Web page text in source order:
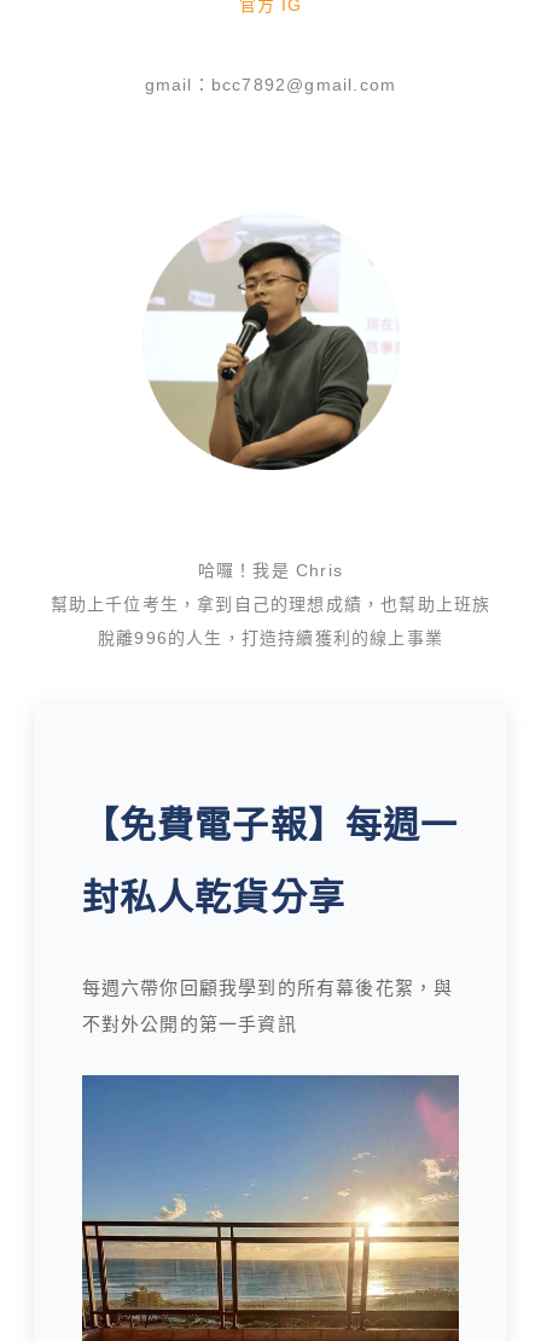
官方 IG
gmail：bcc7892@gmail.com
哈囉！我是 Chris
幫助上千位考生，拿到自己的理想成績，也幫助上班族
脫離996的人生，打造持續獲利的線上事業
【免費電子報】每週一
封私人乾貨分享
每週六帶你回顧我學到的所有幕後花絮，與
不對外公開的第一手資訊